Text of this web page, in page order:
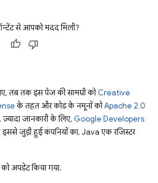
से आपको मदद मिली?
तब तक इस पेज की सामग्री कोCreative
के तहत और कोड के नमूनों कोApache 2.0
जानकारी के लिए, Google Developers
जुड़ी हुई कंपनियों का, Java एक रजिस्टर
अपडेट किया गया.